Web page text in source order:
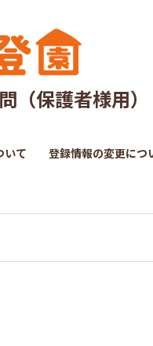
（保護者様用）
いて 登録情報の変更につ